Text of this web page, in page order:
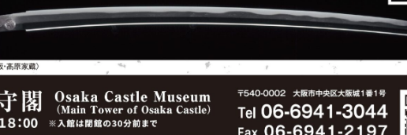
特別展「大絶滅展－生命史のビッグファイブ」
2026年7月17日(金)～10月12日(月・祝) / 大阪市立自然史博
物館
特別展「躍動する明代
うじ）コレクションの
2026年10月9日(金)～12月